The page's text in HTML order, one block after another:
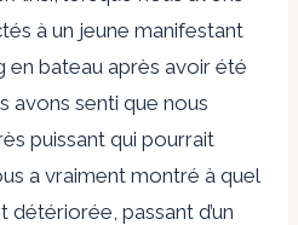
à un jeune manifestant
en bateau après avoir été
avons senti que nous
puissant qui pourrait
a vraiment montré à quel
détériorée, passant d’un